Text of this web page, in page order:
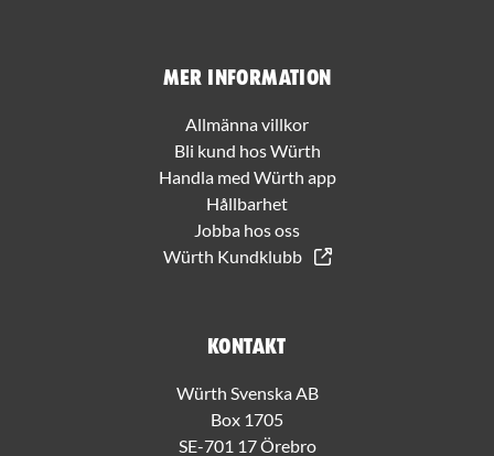
Mer information
Allmänna villkor
Bli kund hos Würth
Handla med Würth app
Hållbarhet
Jobba hos oss
Würth Kundklubb
Kontakt
Würth Svenska AB
Box 1705
SE-701 17 Örebro